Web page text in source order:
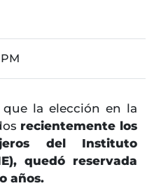
que la elección en la
recientemente los
del Instituto
quedó reservada
años.